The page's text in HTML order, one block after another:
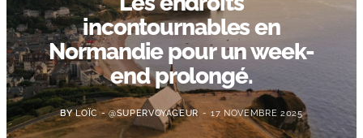
incontournables en
Normandie pour un week-
end prolongé.
BY LOÏC - @SUPERVOYAGEUR 17 NOVEMBRE 2025